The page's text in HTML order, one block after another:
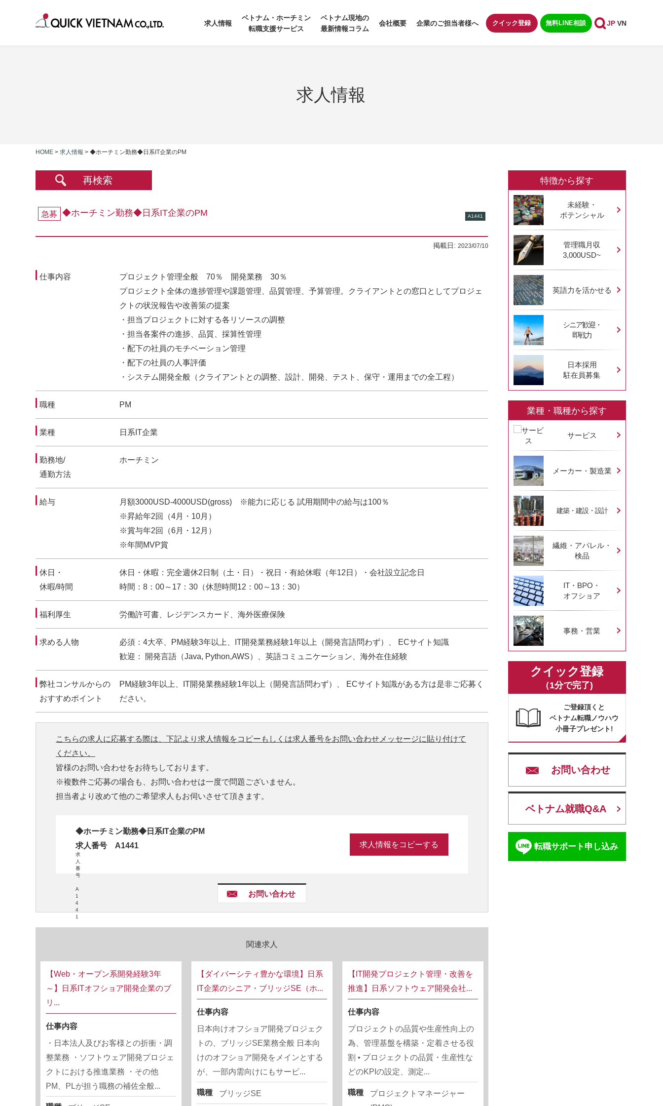
求人情報
ベトナム・ホーチミン
転職支援サービス
ベトナム現地の
最新情報コラム
会社概要 企業のご担当者様へ クイック登録 無料LINE相談 JP VN
求人情報
HOME > 求人情報 > ◆ホーチミン勤務◆日系IT企業のPM
再検索
急募 ◆ホーチミン勤務◆日系IT企業のPM A1441
掲載日: 2023/07/10
仕事内容
プロジェクト管理全般 70％ 開発業務 30％
プロジェクト全体の進捗管理や課題管理、品質管理、予算管理。クライアントとの窓口としてプロジェ
クトの状況報告や改善策の提案
・担当プロジェクトに対する各リソースの調整
・担当各案件の進捗、品質、採算性管理
・配下の社員のモチベーション管理
・配下の社員の人事評価
・システム開発全般（クライアントとの調整、設計、開発、テスト、保守・運用までの全工程）
職種 PM
業種 日系IT企業
勤務地/
通勤方法
ホーチミン
給与
月額3000USD-4000USD(gross) ※能力に応じる 試用期間中の給与は100％
※昇給年2回（4月・10月）
※賞与年2回（6月・12月）
※年間MVP賞
休日・
休暇/時間
休日・休暇：完全週休2日制（土・日）・祝日・有給休暇（年12日）・会社設立記念日
時間：8：00～17：30（休憩時間12：00～13：30）
福利厚生 労働許可書、レジデンスカード、海外医療保険
求める人物
必須：4大卒、PM経験3年以上、IT開発業務経験1年以上（開発言語問わず）、 ECサイト知識
歓迎： 開発言語（Java, Python,AWS）、英語コミュニケーション、海外在住経験
弊社コンサルからの
おすすめポイント
PM経験3年以上、IT開発業務経験1年以上（開発言語問わず）、 ECサイト知識がある方は是非ご応募く
ださい。
こちらの求人に応募する際は、下記より求人情報をコピーもしくは求人番号をお問い合わせメッセージに貼り付けて
ください。
皆様のお問い合わせをお待ちしております。
※複数件ご応募の場合も、お問い合わせは一度で問題ございません。
担当者より改めて他のご希望求人もお伺いさせて頂きます。
求
人
番
号
A
1
4
4
1
◆ホーチミン勤務◆日系IT企業のPM
求人番号 A1441
求人情報をコピーする
お問い合わせ
関連求人
【Web・オープン系開発経験3年
～】日系ITオフショア開発企業のブ
リ...
仕事内容
・日本法人及びお客様との折衝・調
整業務 ・ソフトウェア開発プロジェ
クトにおける推進業務 ・その他
PM、PLが担う職務の補佐全般...
【ダイバーシティ豊かな環境】日系
IT企業のシニア・ブリッジSE（ホ...
仕事内容
日本向けオフショア開発プロジェク
トの、ブリッジSE業務全般 日本向
けのオフショア開発をメインとする
が、一部内需向けにもサービ...
職種 ブリッジSE
【IT開発プロジェクト管理・改善を
推進】日系ソフトウェア開発会社...
仕事内容
プロジェクトの品質や生産性向上の
為、管理基盤を構築・定着させる役
割 • プロジェクトの品質・生産性な
どのKPIの設定、測定...
職種
プロジェクトマネージャー
特徴から探す
未経験・
ポテンシャル
管理職月収
3,000USD~
英語力を活かせる
シニア歓迎・
即戦力
日本採用
駐在員募集
業種・職種から探す
サービス
メーカー・製造業
建築・建設・設計
繊維・アパレル・
検品
IT・BPO・
オフショア
事務・営業
クイック登録
（1分で完了)
ご登録頂くと
ベトナム転職ノウハウ
小冊子プレゼント!
お問い合わせ
ベトナム就職Q&A
転職サポート申し込み